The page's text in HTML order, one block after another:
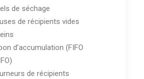
de séchage
de récipients vides
d’accumulation (FIFO
de récipients